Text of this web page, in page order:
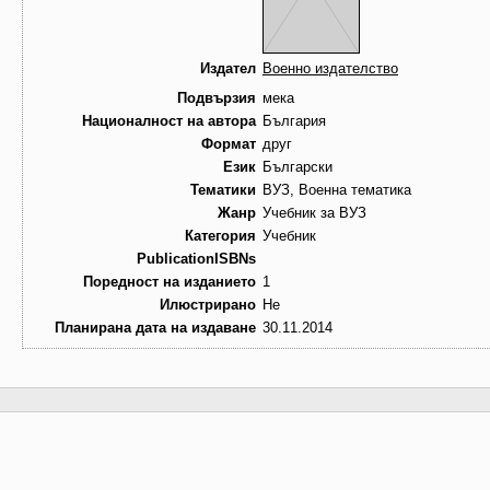
Издател Военно издателство
Подвързия мека
Националност на автора България
Формат друг
Език Български
Тематики ВУЗ, Военна тематика
Жанр Учебник за ВУЗ
Категория Учебник
PublicationISBNs
Поредност на изданието 1
Илюстрирано Не
Планирана дата на издаване 30.11.2014